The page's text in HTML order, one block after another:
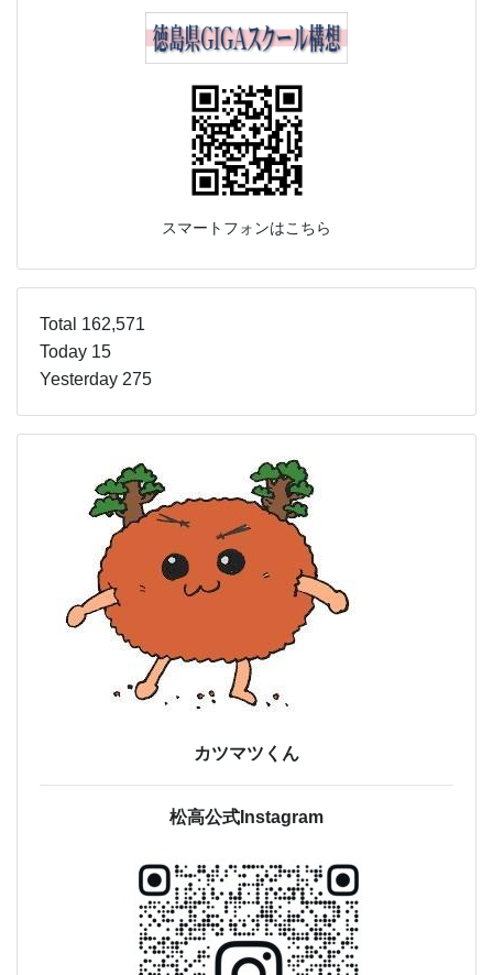
スマートフォンはこちら
Total 162,571
Today 15
Yesterday 275
カツマツくん
松高公式Instagram